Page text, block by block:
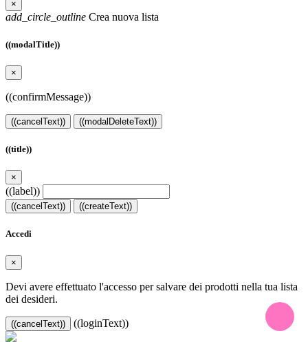
×
add_circle_outline Crea nuova lista
((modalTitle))
×
((confirmMessage))
((cancelText)) ((modalDeleteText))
((title))
×
((label))
((cancelText)) ((createText))
Accedi
×
Devi avere effettuato l'accesso per salvare dei prodotti nella tua lista
dei desideri.
((cancelText)) ((loginText))